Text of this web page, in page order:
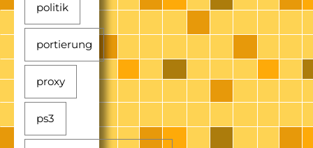
politik
portierung
proxy
ps3